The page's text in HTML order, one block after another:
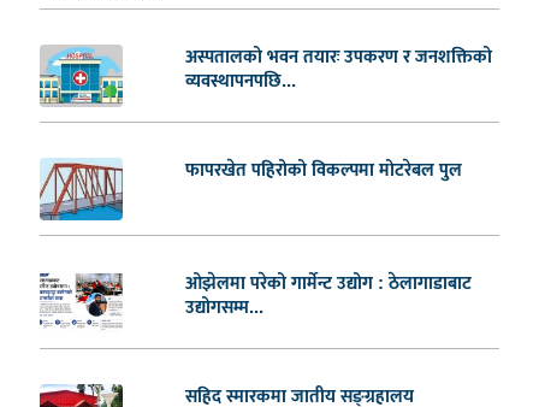
अस्पतालको भवन तयारः उपकरण र जनशक्तिको
व्यवस्थापनपछि...
फापरखेत पहिरोको विकल्पमा मोटरेबल पुल
ओझेलमा परेको गार्मेन्ट उद्योग : ठेलागाडाबाट
उद्योगसम्म...
सहिद स्मारकमा जातीय सङ्ग्रहालय